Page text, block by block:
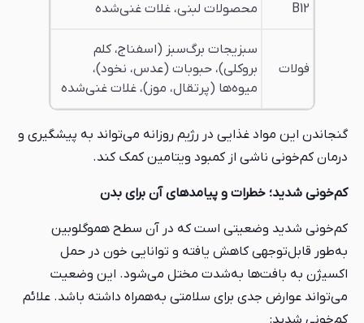
B12
محصولات لبنی، غلات غنی‌شده
فولات
سبزیجات برگ‌سبز (اسفناج، کلم
بروکلی)، حبوبات (عدس، نخود)،
میوه‌ها (پرتقال، موز)، غلات غنی‌شده
گنجاندن این مواد غذایی در رژیم روزانه می‌تواند به پیشگیری و
درمان کم‌خونی ناشی از کمبود ویتامین کمک کند.
کم‌خونی شدید؛ خطرات و پیامدهای آن برای بدن
کم‌خونی شدید وضعیتی است که در آن سطح هموگلوبین
به‌طور قابل‌توجهی کاهش یافته و توانایی خون در حمل
اکسیژن به بافت‌ها به‌شدت مختل می‌شود. این وضعیت
می‌تواند عوارض جدی برای سلامتی به‌همراه داشته باشد. علائم